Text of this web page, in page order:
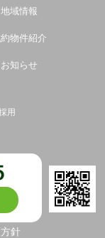
地域情報
物件紹介
お知らせ
針